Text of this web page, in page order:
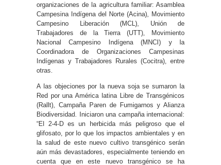
organizaciones de la agricultura familiar: Asamblea
Campesina Indígena del Norte (Acina), Movimiento
Campesino Liberación (MCL), Unión de
Trabajadores de la Tierra (UTT), Movimiento
Nacional Campesino Indígena (MNCI) y la
Coordinadora de Organizaciones Campesinas
Indígenas y Trabajadores Rurales (Cocitra), entre
otras.
A las objeciones por la nueva soja se sumaron la
Red por una América latina Libre de Transgénicos
(Rallt), Campaña Paren de Fumigarnos y Alianza
Biodiversidad. Iniciaron una campaña internacional:
“El 2-4-D es un herbicida más peligroso que el
glifosato, por lo que los impactos ambientales y en
la salud de este nuevo cultivo transgénico serán
aún más devastadores, especialmente teniendo en
cuenta que en este nuevo transgénico se ha